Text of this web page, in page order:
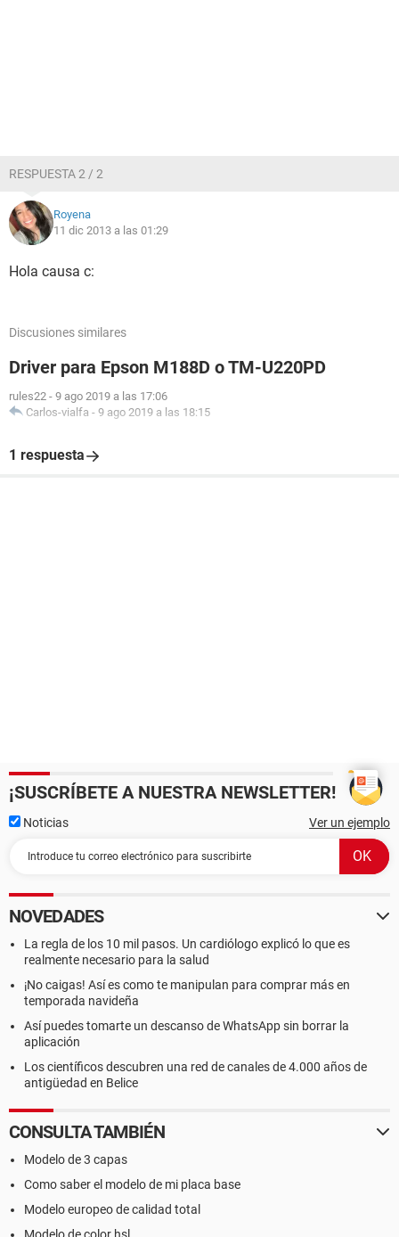
RESPUESTA 2 / 2
Royena
11 dic 2013 a las 01:29
Hola causa c:
Discusiones similares
Driver para Epson M188D o TM-U220PD
rules22 - 9 ago 2019 a las 17:06
Carlos-vialfa - 9 ago 2019 a las 18:15
1 respuesta
¡SUSCRÍBETE A NUESTRA NEWSLETTER!
Noticias Ver un ejemplo
NOVEDADES
La regla de los 10 mil pasos. Un cardiólogo explicó lo que es
realmente necesario para la salud
¡No caigas! Así es como te manipulan para comprar más en
temporada navideña
Así puedes tomarte un descanso de WhatsApp sin borrar la
aplicación
Los científicos descubren una red de canales de 4.000 años de
antigüedad en Belice
CONSULTA TAMBIÉN
Modelo de 3 capas
Como saber el modelo de mi placa base
Modelo europeo de calidad total